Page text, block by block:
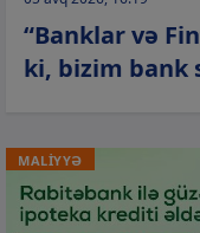
“Banklar və
ki, bizim bank
MALİYYƏ